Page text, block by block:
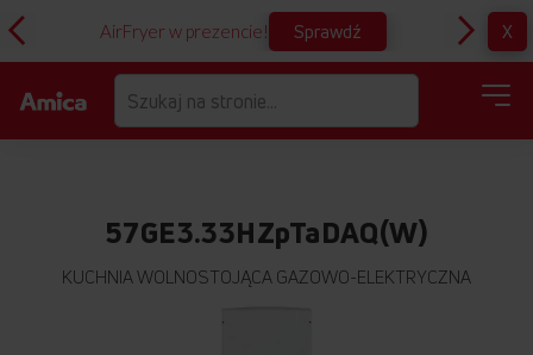
AirFryer w prezencie! Sprawdź X
57GE3.33HZpTaDAQ(W)
KUCHNIA WOLNOSTOJĄCA GAZOWO-ELEKTRYCZNA